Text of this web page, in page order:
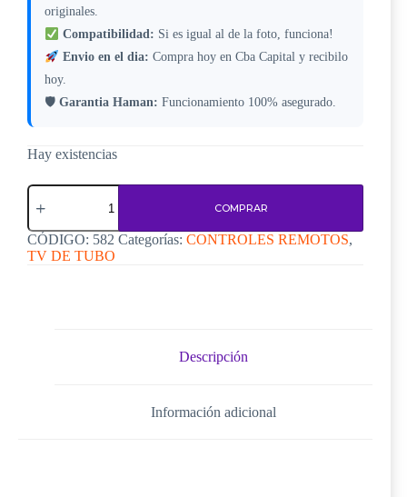
originales.
Compatibilidad: Si es igual al de la foto, funciona!
Envio en el dia: Compra hoy en Cba Capital y recibilo
hoy.
🛡 Garantia Haman: Funcionamiento 100% asegurado.
Hay existencias
Control
remoto
TV
Sharp
COMPRAR
CÓDIGO: 582 Categorías: CONTROLES REMOTOS,
TV DE TUBO
Descripción
Información adicional